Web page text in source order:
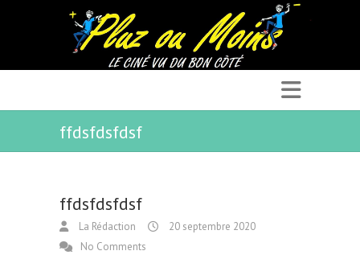
ffdsfdsfdsf
ffdsfdsfdsf
La Rédaction
20 septembre 2020
No Comments